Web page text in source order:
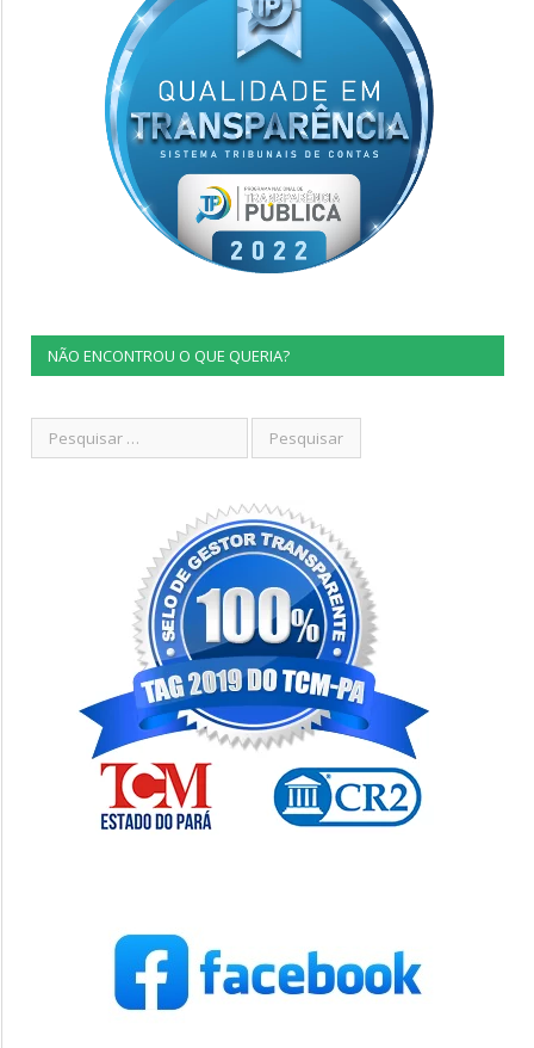
NÃO ENCONTROU O QUE QUERIA?